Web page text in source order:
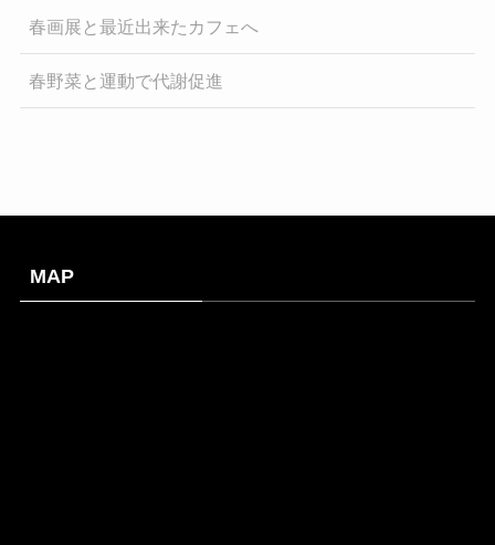
春画展と最近出来たカフェへ
春野菜と運動で代謝促進
MAP